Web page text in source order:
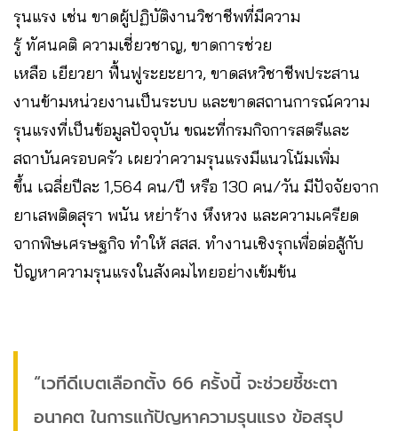
รุนแรง เช่น ขาดผู้ปฏิบัติงานวิชาชีพที่มีความ
รู้ ทัศนคติ ความเชี่ยวชาญ, ขาดการช่วย
เหลือ เยียวยา ฟื้นฟูระยะยาว, ขาดสหวิชาชีพประสาน
งานข้ามหน่วยงานเป็นระบบ และขาดสถานการณ์ความ
รุนแรงที่เป็นข้อมูลปัจจุบัน ขณะที่กรมกิจการสตรีและ
สถาบันครอบครัว เผยว่าความรุนแรงมีแนวโน้มเพิ่ม
ขึ้น เฉลี่ยปีละ 1,564 คน/ปี หรือ 130 คน/วัน มีปัจจัยจาก
ยาเสพติดสุรา พนัน หย่าร้าง หึงหวง และความเครียด
จากพิษเศรษฐกิจ ทำให้ สสส. ทำงานเชิงรุกเพื่อต่อสู้กับ
ปัญหาความรุนแรงในสังคมไทยอย่างเข้มข้น
“เวทีดีเบตเลือกตั้ง 66 ครั้งนี้ จะช่วยชี้ชะตา
อนาคต ในการแก้ปัญหาความรุนแรง ข้อสรุป